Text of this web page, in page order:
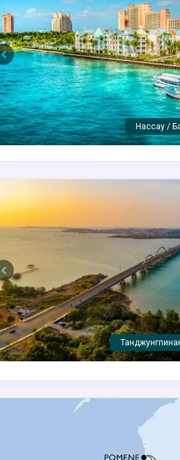
Previous
Previous